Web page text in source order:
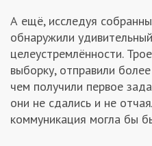
А ещё, исследуя
обнаружили
целеустремлённости.
выборку, отправили
чем получили первое
они не сдались и не
коммуникация могла бы